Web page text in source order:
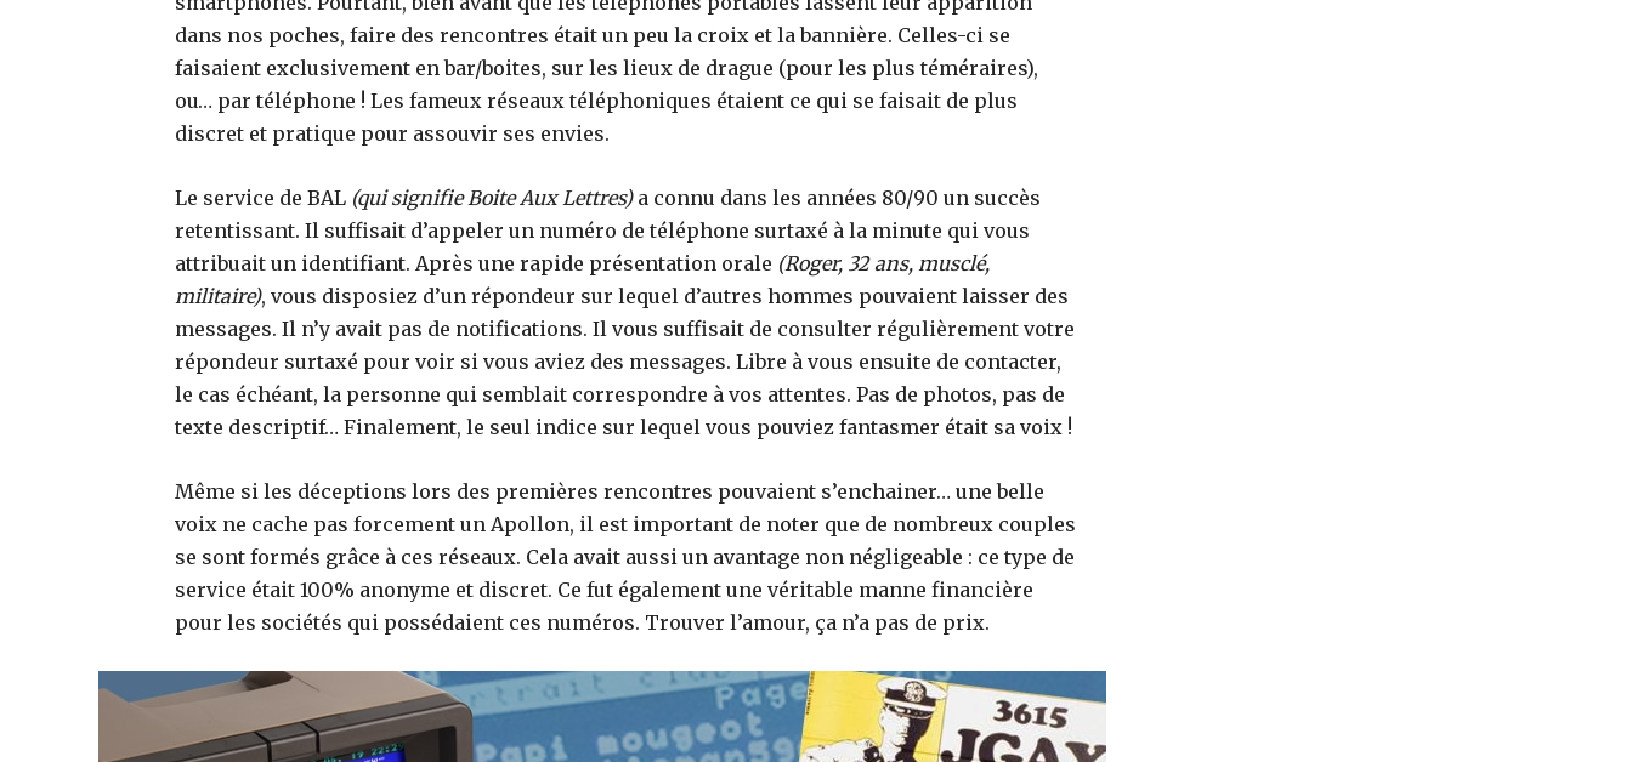
dans nos poches, faire des rencontres était un peu la croix et la bannière. Celles-ci se
faisaient exclusivement en bar/boites, sur les lieux de drague (pour les plus téméraires),
ou… par téléphone ! Les fameux réseaux téléphoniques étaient ce qui se faisait de plus
discret et pratique pour assouvir ses envies.
Le service de BAL (qui signifie Boite Aux Lettres)a connu dans les années 80/90 un succès
retentissant. Il suffisait d’appeler un numéro de téléphone surtaxé à la minute qui vous
attribuait un identifiant. Après une rapide présentation orale (Roger, 32 ans, musclé,
militaire), vous disposiez d’un répondeur sur lequel d’autres hommes pouvaient laisser des
messages. Il n’y avait pas de notifications. Il vous suffisait de consulter régulièrement votre
répondeur surtaxé pour voir si vous aviez des messages. Libre à vous ensuite de contacter,
le cas échéant, la personne qui semblait correspondre à vos attentes. Pas de photos, pas de
texte descriptif… Finalement, le seul indice sur lequel vous pouviez fantasmer était sa voix !
Même si les déceptions lors des premières rencontres pouvaient s’enchainer… une belle
voix ne cache pas forcement un Apollon, il est important de noter que de nombreux couples
se sont formés grâce à ces réseaux. Cela avait aussi un avantage non négligeable : ce type de
service était 100% anonyme et discret. Ce fut également une véritable manne financière
pour les sociétés qui possédaient ces numéros. Trouver l’amour, ça n’a pas de prix.